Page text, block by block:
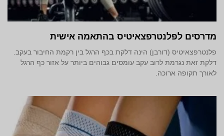
מדרסים לפלנטרפצאיטיס בהתאמה אישית
פלנטרפצאיטיס (דורבן) הינה דלקת בכף הרגל בין רקמת החיבור בעקב.
דלקת זאת נגרמת לרוב עקב עומסים גבוהים ביותר על אזור כף הרגל
לאורך תקופה ארוכה.